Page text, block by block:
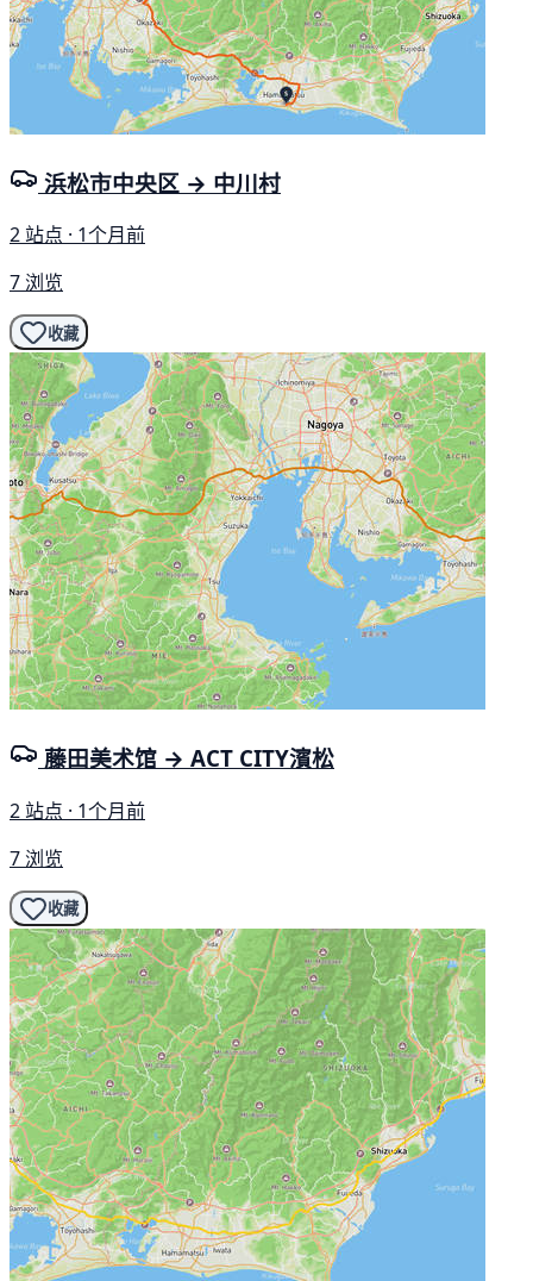
浜松市中央区 → 中川村
2 站点 · 1个月前
7 浏览
收藏
藤田美术馆 → ACT CITY濱松
2 站点 · 1个月前
7 浏览
收藏